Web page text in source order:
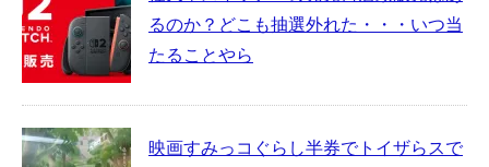
るのか？どこも抽選外れた・・・いつ当
たることやら
映画すみっコぐらし半券でトイザらスで